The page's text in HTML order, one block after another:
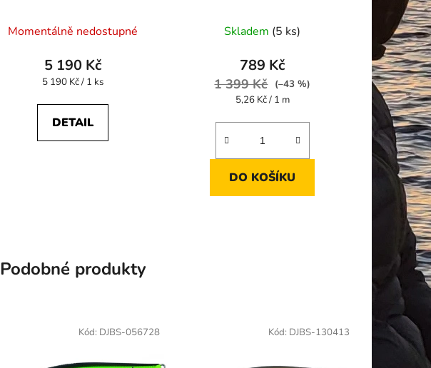
Momentálně nedostupné
5 190 Kč
Měrná
5 190 Kč / 1 ks
DETAIL
Skladem (5 ks)
789 Kč
1 399 Kč (–43 %)
Měrná
5,26 Kč / 1 m
DO KOŠÍKU
Podobné produkty
Kód: DJBS-056728 Kód: DJBS-130413